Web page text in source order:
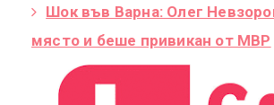
Шок във Варна: Олег
място и беше привикан от МВР